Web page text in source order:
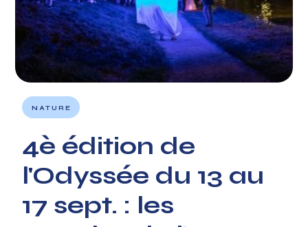
NATURE
4è édition de
l'Odyssée du 13 au
17 sept. : les